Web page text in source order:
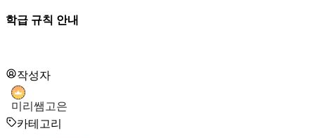
학급 규칙 안내
작성자
미리쌤고은
카테고리